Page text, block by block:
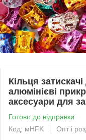
Кільця
алюмінієві
аксесуари для
Готово до відправки
Код: мHFK
Опт і